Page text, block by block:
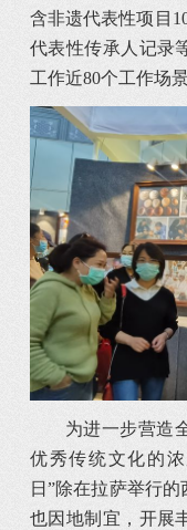
含非遗代表性项目
代表性传承人记录
工作近80个工作场景
为进一步营造
优秀传统文化的
日”除在拉萨举行
也因地制宜，开展